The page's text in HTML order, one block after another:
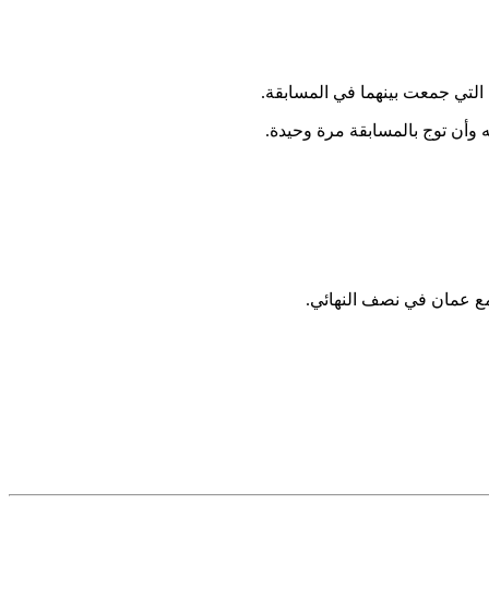
جمعت بينهما في المسابقة.
توج بالمسابقة مرة وحيدة.